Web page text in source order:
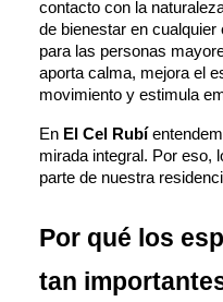
contacto con la
de bienestar en cualquier
para las personas
aporta calma, mejora el
movimiento y estimula
En El Cel Rubí
mirada integral. Por eso,
parte de nuestra
Por qué los
tan